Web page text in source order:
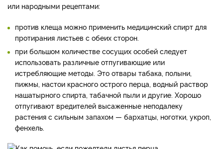
или народными рецептами:
против клеща можно применить медицинский спирт для
протирания листьев с обеих сторон.
при большом количестве сосущих особей следует
использовать различные отпугивающие или
истребляющие методы. Это отвары табака, полыни,
пижмы, настои красного острого перца, водный раствор
нашатырного спирта, табачной пыли и другие. Хорошо
отпугивают вредителей высаженные неподалеку
растения с сильным запахом — бархатцы, ноготки, укроп,
фенхель.